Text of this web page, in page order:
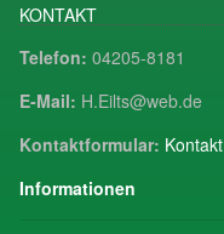
KONTAKT
Telefon: 04205-8181
E-Mail: H.Eilts@web.de
Kontaktformular: Kontakt
Informationen